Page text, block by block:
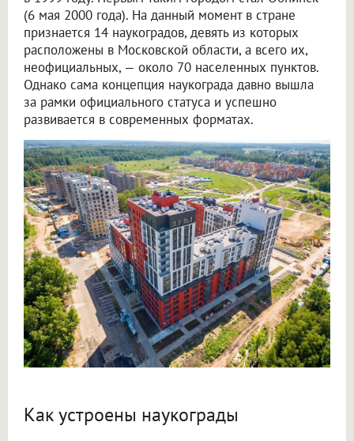
(6 мая 2000 года). На данный момент в стране
признается 14 наукоградов, девять из которых
расположены в Московской области, а всего их,
неофициальных, — около 70 населенных пунктов.
Однако сама концепция наукограда давно вышла
за рамки официального статуса и успешно
развивается в современных форматах.
Как устроены наукограды